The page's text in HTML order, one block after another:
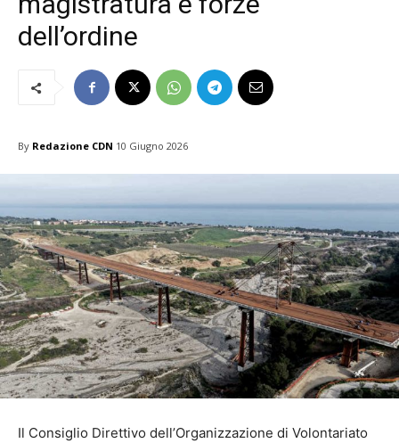
dell’ordine
By Redazione CDN 10 Giugno 2026
Il Consiglio Direttivo dell’Organizzazione di Volontariato